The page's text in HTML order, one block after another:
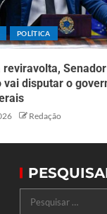
POLÍTICA
reviravolta, Senador
vai disputar o
Redação